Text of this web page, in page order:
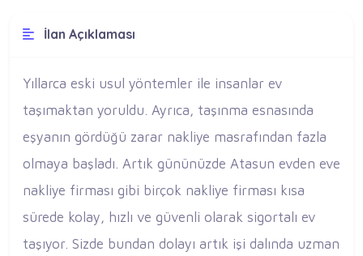
İlan Açıklaması
Yıllarca eski usul yöntemler ile insanlar ev
taşımaktan yoruldu. Ayrıca, taşınma esnasında
eşyanın gördüğü zarar nakliye masrafından fazla
olmaya başladı. Artık gününüzde Atasun evden eve
nakliye firması gibi birçok nakliye firması kısa
sürede kolay, hızlı ve güvenli olarak sigortalı ev
taşıyor. Sizde bundan dolayı artık işi dalında uzman